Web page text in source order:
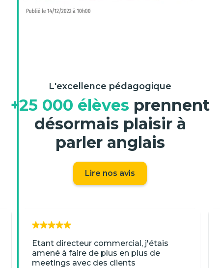
L'excellence pédagogique
+25 000 élèves prennent
désormais plaisir à
parler anglais
Lire nos avis
Etant directeur commercial, j'étais
amené à faire de plus en plus de
meetings avec des clients